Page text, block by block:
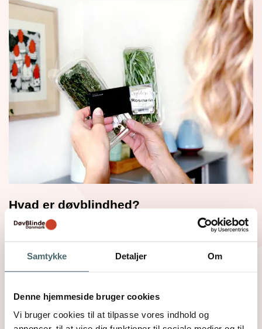
Samtykke Detaljer Om
Denne hjemmeside bruger cookies
Vi bruger cookies til at tilpasse vores indhold og
Hvad er døvblindhed?
Definitionen på døvblindhed er en kombineret
nedsættelse af syn og hørelse i en sådan grad, at
det er vanskeligt for de nedsatte sanser at
kompensere for hinanden.
Læs mere